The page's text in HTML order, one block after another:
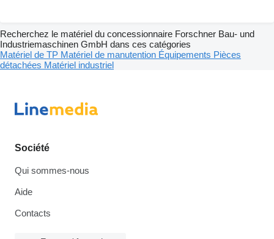
Recherchez le matériel du concessionnaire Forschner Bau- und
Industriemaschinen GmbH dans ces catégories
Matériel de TP Matériel de manutention Équipements Pièces
détachées Matériel industriel
Société
Qui sommes-nous
Aide
Contacts